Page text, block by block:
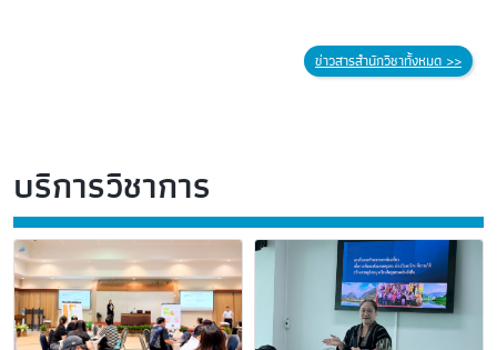
ข่าวสารสำนักวิชาทั้งหมด >>
บริการวิชาการ